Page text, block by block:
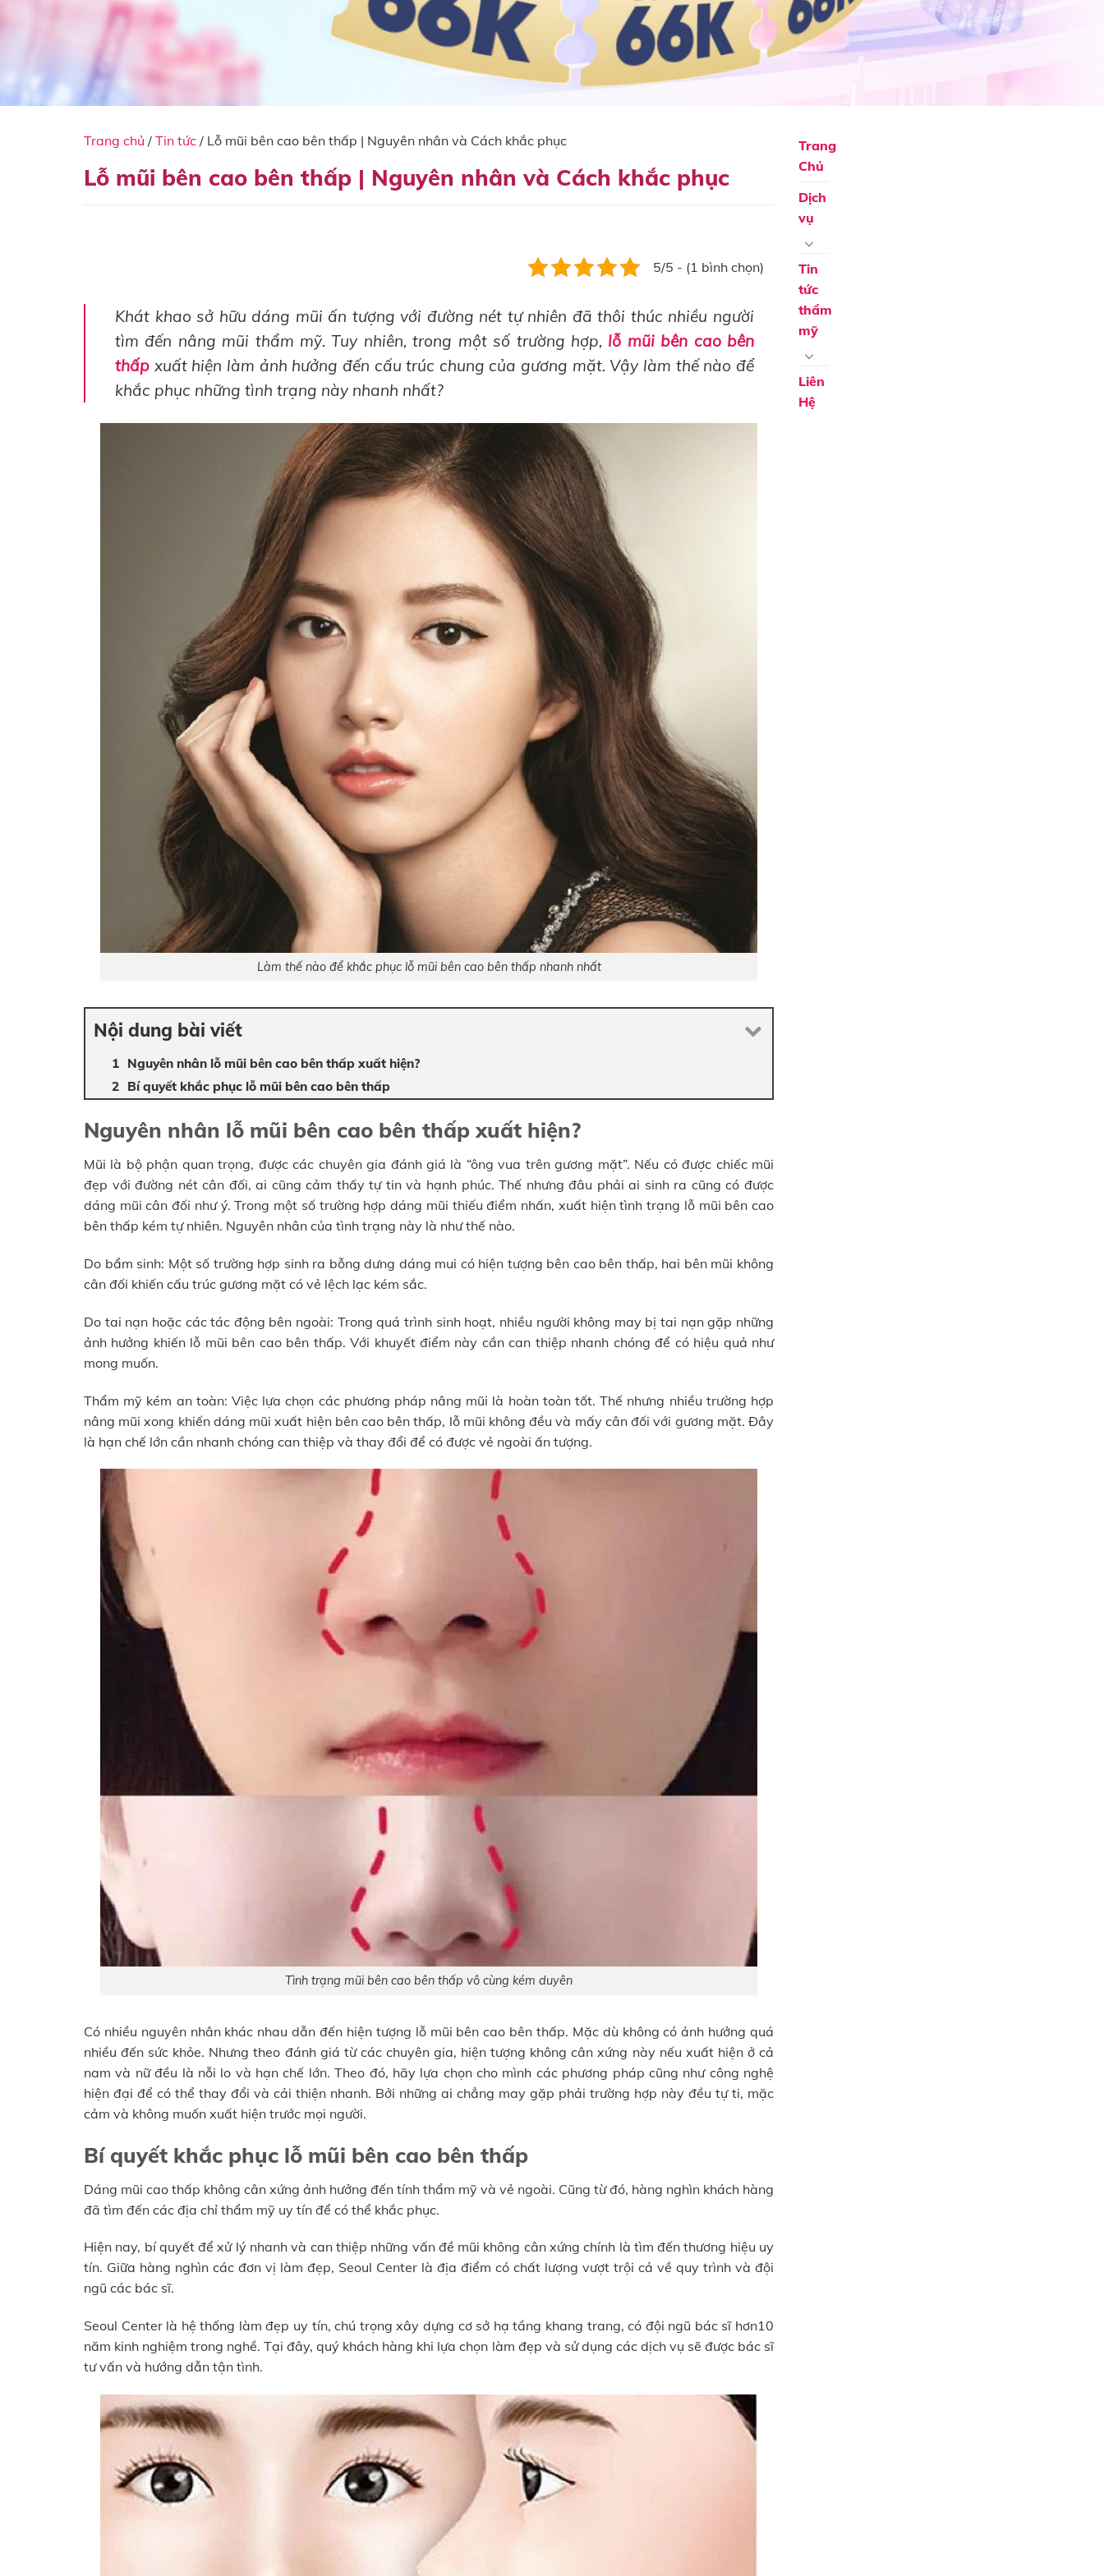
Trang chủ / Tin tức / Lỗ mũi bên cao bên thấp | Nguyên nhân và Cách khắc phục
Lỗ mũi bên cao bên thấp | Nguyên nhân và Cách khắc phục
5/5 - (1 bình chọn)
Khát khao sở hữu dáng mũi ấn tượng với đường nét tự nhiên đã thôi thúc nhiều người
tìm đến nâng mũi thẩm mỹ. Tuy nhiên, trong một số trường hợp, lỗ mũi bên cao bên
thấp xuất hiện làm ảnh hưởng đến cấu trúc chung của gương mặt. Vậy làm thế nào để
khắc phục những tình trạng này nhanh nhất?
Làm thế nào để khắc phục lỗ mũi bên cao bên thấp nhanh nhất
Nội dung bài viết
Nguyên nhân lỗ mũi bên cao bên thấp xuất hiện?
Bí quyết khắc phục lỗ mũi bên cao bên thấp
Nguyên nhân lỗ mũi bên cao bên thấp xuất hiện?
Mũi là bộ phận quan trọng, được các chuyên gia đánh giá là “ông vua trên gương mặt”. Nếu có được chiếc mũi
đẹp với đường nét cân đối, ai cũng cảm thấy tự tin và hạnh phúc. Thế nhưng đâu phải ai sinh ra cũng có được
dáng mũi cân đối như ý. Trong một số trường hợp dáng mũi thiếu điểm nhấn, xuất hiện tình trạng lỗ mũi bên cao
bên thấp kém tự nhiên. Nguyên nhân của tình trạng này là như thế nào.
Do bẩm sinh: Một số trường hợp sinh ra bỗng dưng dáng mui có hiện tượng bên cao bên thấp, hai bên mũi không
cân đối khiến cấu trúc gương mặt có vẻ lệch lạc kém sắc.
Do tai nạn hoặc các tác động bên ngoài: Trong quá trình sinh hoạt, nhiều người không may bị tai nạn gặp những
ảnh hưởng khiến lỗ mũi bên cao bên thấp. Với khuyết điểm này cần can thiệp nhanh chóng để có hiệu quả như
mong muốn.
Thẩm mỹ kém an toàn: Việc lựa chọn các phương pháp nâng mũi là hoàn toàn tốt. Thế nhưng nhiều trường hợp
nâng mũi xong khiến dáng mũi xuất hiện bên cao bên thấp, lỗ mũi không đều và mấy cân đối với gương mặt. Đây
là hạn chế lớn cần nhanh chóng can thiệp và thay đổi để có được vẻ ngoài ấn tượng.
Tình trạng mũi bên cao bên thấp vô cùng kém duyên
Có nhiều nguyên nhân khác nhau dẫn đến hiện tượng lỗ mũi bên cao bên thấp. Mặc dù không có ảnh hưởng quá
nhiều đến sức khỏe. Nhưng theo đánh giá từ các chuyên gia, hiện tượng không cân xứng này nếu xuất hiện ở cả
nam và nữ đều là nỗi lo và hạn chế lớn. Theo đó, hãy lựa chọn cho mình các phương pháp cũng như công nghệ
hiện đại để có thể thay đổi và cải thiện nhanh. Bởi những ai chẳng may gặp phải trường hợp này đều tự ti, mặc
cảm và không muốn xuất hiện trước mọi người.
Bí quyết khắc phục lỗ mũi bên cao bên thấp
Dáng mũi cao thấp không cân xứng ảnh hưởng đến tính thẩm mỹ và vẻ ngoài. Cũng từ đó, hàng nghìn khách hàng
đã tìm đến các địa chỉ thẩm mỹ uy tín để có thể khắc phục.
Hiện nay, bí quyết để xử lý nhanh và can thiệp những vấn đề mũi không cân xứng chính là tìm đến thương hiệu uy
tín. Giữa hàng nghìn các đơn vị làm đẹp, Seoul Center là địa điểm có chất lượng vượt trội cả về quy trình và đội
ngũ các bác sĩ.
Seoul Center là hệ thống làm đẹp uy tín, chú trọng xây dựng cơ sở hạ tầng khang trang, có đội ngũ bác sĩ hơn10
năm kinh nghiệm trong nghề. Tại đây, quý khách hàng khi lựa chọn làm đẹp và sử dụng các dịch vụ sẽ được bác sĩ
tư vấn và hướng dẫn tận tình.
Trang
Chủ
Dịch
vụ
Tin
tức
thẩm
mỹ
Liên
Hệ